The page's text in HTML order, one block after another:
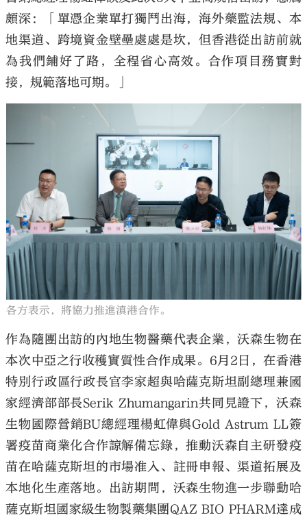
頗深：「單憑企業單打獨鬥出海，海外藥監法規、本
地渠道、跨境資金壁壘處處是坎，但香港從出訪前就
為我們鋪好了路，全程省心高效。合作項目務實對
接，規範落地可期。」
各方表示，將協力推進滇港合作。
作為隨團出訪的內地生物醫藥代表企業，沃森生物在
本次中亞之行收穫實質性合作成果。6月2日，在香港
特別行政區行政長官李家超與哈薩克斯坦副總理兼國
家經濟部部長Serik Zhumangarin共同見證下，沃森
生物國際營銷BU總經理楊虹偉與Gold Astrum LL簽
署疫苗商業化合作諒解備忘錄，推動沃森自主研發疫
苗在哈薩克斯坦的市場准入、註冊申報、渠道拓展及
本地化生產落地。出訪期間，沃森生物進一步聯動哈
薩克斯坦國家級生物製藥集團QAZ BIO PHARM達成